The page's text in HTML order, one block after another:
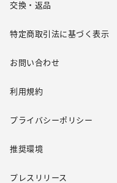
交換・返品
特定商取引法に基づく表示
お問い合わせ
利用規約
プライバシーポリシー
推奨環境
プレスリリース